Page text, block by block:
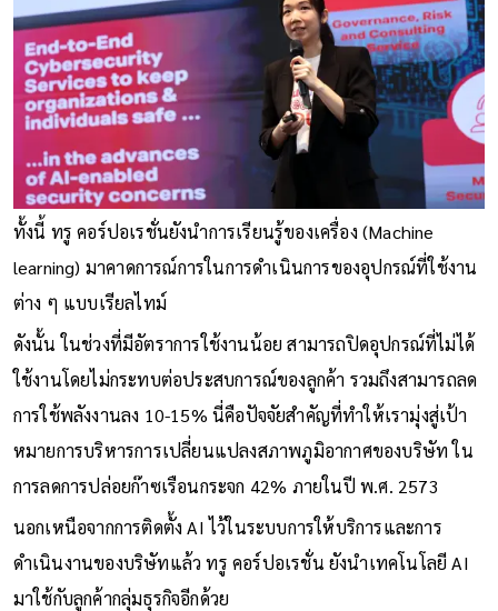
ทั้งนี้ ทรู คอร์ปอเรชั่นยังนำการเรียนรู้ของเครื่อง (Machine
learning) มาคาดการณ์การในการดำเนินการของอุปกรณ์ที่ใช้งาน
ต่าง ๆ แบบเรียลไทม์
ดังนั้น ในช่วงที่มีอัตราการใช้งานน้อย สามารถปิดอุปกรณ์ที่ไม่ได้
ใช้งานโดยไม่กระทบต่อประสบการณ์ของลูกค้า รวมถึงสามารถลด
การใช้พลังงานลง 10-15% นี่คือปัจจัยสำคัญที่ทำให้เรามุ่งสู่เป้า
หมายการบริหารการเปลี่ยนแปลงสภาพภูมิอากาศของบริษัท ใน
การลดการปล่อยก๊าซเรือนกระจก 42% ภายในปี พ.ศ. 2573
นอกเหนือจากการติดตั้ง AI ไว้ในระบบการให้บริการและการ
ดำเนินงานของบริษัทแล้ว ทรู คอร์ปอเรชั่น ยังนำเทคโนโลยี AI
มาใช้กับลูกค้ากลุ่มธุรกิจอีกด้วย